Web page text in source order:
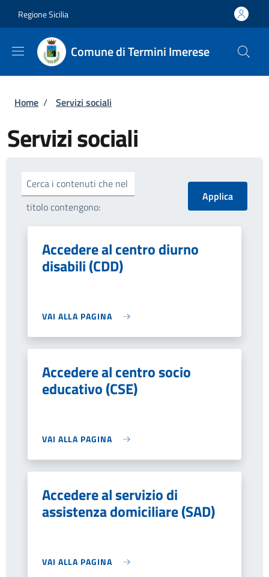
Regione Sicilia
Comune di Termini Imerese
Briciole di pane
Home / Servizi sociali
Servizi sociali
Cerca i contenuti che nel
titolo contengono:
Accedere al centro diurno
disabili (CDD)
VAI ALLA PAGINA
Accedere al centro socio
educativo (CSE)
VAI ALLA PAGINA
Accedere al servizio di
assistenza domiciliare (SAD)
VAI ALLA PAGINA